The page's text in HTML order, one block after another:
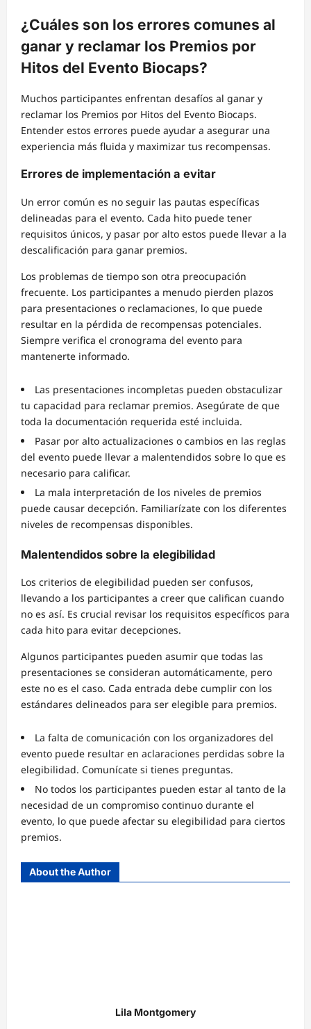
¿Cuáles son los errores comunes al
ganar y reclamar los Premios por
Hitos del Evento Biocaps?
Muchos participantes enfrentan desafíos al ganar y
reclamar los Premios por Hitos del Evento Biocaps.
Entender estos errores puede ayudar a asegurar una
experiencia más fluida y maximizar tus recompensas.
Errores de implementación a evitar
Un error común es no seguir las pautas específicas
delineadas para el evento. Cada hito puede tener
requisitos únicos, y pasar por alto estos puede llevar a la
descalificación para ganar premios.
Los problemas de tiempo son otra preocupación
frecuente. Los participantes a menudo pierden plazos
para presentaciones o reclamaciones, lo que puede
resultar en la pérdida de recompensas potenciales.
Siempre verifica el cronograma del evento para
mantenerte informado.
Las presentaciones incompletas pueden obstaculizar
tu capacidad para reclamar premios. Asegúrate de que
toda la documentación requerida esté incluida.
Pasar por alto actualizaciones o cambios en las reglas
del evento puede llevar a malentendidos sobre lo que es
necesario para calificar.
La mala interpretación de los niveles de premios
puede causar decepción. Familiarízate con los diferentes
niveles de recompensas disponibles.
Malentendidos sobre la elegibilidad
Los criterios de elegibilidad pueden ser confusos,
llevando a los participantes a creer que califican cuando
no es así. Es crucial revisar los requisitos específicos para
cada hito para evitar decepciones.
Algunos participantes pueden asumir que todas las
presentaciones se consideran automáticamente, pero
este no es el caso. Cada entrada debe cumplir con los
estándares delineados para ser elegible para premios.
La falta de comunicación con los organizadores del
evento puede resultar en aclaraciones perdidas sobre la
elegibilidad. Comunícate si tienes preguntas.
No todos los participantes pueden estar al tanto de la
necesidad de un compromiso continuo durante el
evento, lo que puede afectar su elegibilidad para ciertos
premios.
About the Author
Lila Montgomery